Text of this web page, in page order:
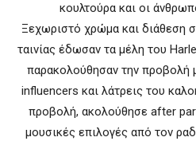
κουλτούρα και οι
Ξεχωριστό χρώμα και διάθεση
ταινίας έδωσαν τα μέλη του
παρακολούθησαν την προβολή
influencers και λάτρεις του
προβολή, ακολούθησε after
μουσικές επιλογές από τον